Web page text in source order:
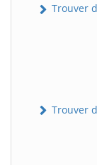
Trouver
Trouver